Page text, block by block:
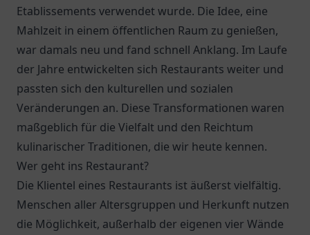
Etablissements verwendet wurde. Die Idee, eine
Mahlzeit in einem öffentlichen Raum zu genießen,
war damals neu und fand schnell Anklang. Im Laufe
der Jahre entwickelten sich Restaurants weiter und
passten sich den kulturellen und sozialen
Veränderungen an. Diese Transformationen waren
maßgeblich für die Vielfalt und den Reichtum
kulinarischer Traditionen, die wir heute kennen.
Wer geht ins Restaurant?
Die Klientel eines Restaurants ist äußerst vielfältig.
Menschen aller Altersgruppen und Herkunft nutzen
die Möglichkeit, außerhalb der eigenen vier Wände